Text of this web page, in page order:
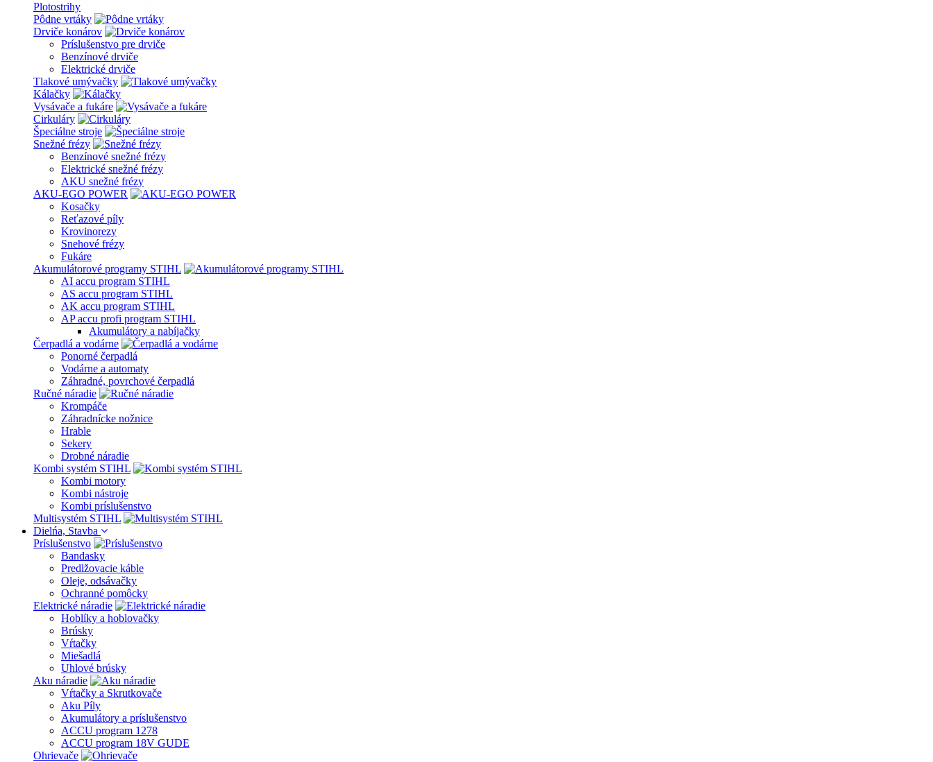
Plotostrihy
Pôdne vrtáky
Drviče konárov
Príslušenstvo pre drviče
Benzínové drviče
Elektrické drviče
Tlakové umývačky
Kálačky
Vysávače a fukáre
Cirkuláry
Špeciálne stroje
Snežné frézy
Benzínové snežné frézy
Elektrické snežné frézy
AKU snežné frézy
AKU-EGO POWER
Kosačky
Reťazové píly
Krovinorezy
Snehové frézy
Fukáre
Akumulátorové programy STIHL
AI accu program STIHL
AS accu program STIHL
AK accu program STIHL
AP accu profi program STIHL
Akumulátory a nabíjačky
Čerpadlá a vodárne
Ponorné čerpadlá
Vodárne a automaty
Záhradné, povrchové čerpadlá
Ručné náradie
Krompáče
Záhradnícke nožnice
Hrable
Sekery
Drobné náradie
Kombi systém STIHL
Kombi motory
Kombi nástroje
Kombi príslušenstvo
Multisystém STIHL
Dielńa, Stavba
Príslušenstvo
Bandasky
Predlžovacie káble
Oleje, odsávačky
Ochranné pomôcky
Elektrické náradie
Hoblíky a hoblovačky
Brúsky
Vŕtačky
Miešadlá
Uhlové brúsky
Aku náradie
Vŕtačky a Skrutkovače
Aku Píly
Akumulátory a príslušenstvo
ACCU program 1278
ACCU program 18V GUDE
Ohrievače